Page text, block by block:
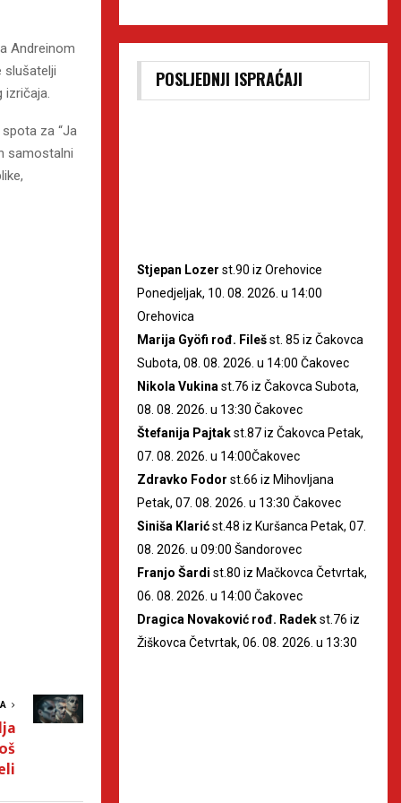
Andreinom
slušatelji
izričaja.
za “Ja
samostalni
POSLJEDNJI ISPRAĆAJI
Stjepan Lozer st.90 iz Orehovice
Ponedjeljak, 10. 08. 2026. u 14:00
Orehovica
Marija Gyöfi rođ. Filešst. 85 iz Čakovca
Subota, 08. 08. 2026. u 14:00 Čakovec
Nikola Vukina st.76 iz Čakovca Subota,
08. 08. 2026. u 13:30 Čakovec
Štefanija Pajtakst.87 iz Čakovca Petak,
07. 08. 2026. u 14:00Čakovec
Zdravko Fodor st.66 iz Mihovljana
Petak, 07. 08. 2026. u 13:30 Čakovec
Siniša Klarićst.48 iz Kuršanca Petak, 07.
08. 2026. u 09:00 Šandorovec
Franjo Šardi st.80 iz Mačkovca Četvrtak,
06. 08. 2026. u 14:00 Čakovec
Dragica Novaković rođ. Radekst.76 iz
Žiškovca Četvrtak, 06. 08. 2026. u 13:30